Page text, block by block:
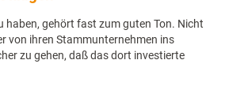
haben, gehört fast zum guten Ton. Nicht
von ihren Stammunternehmen ins
zu gehen, daß das dort investierte